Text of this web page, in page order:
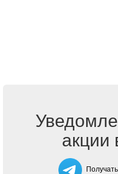
акции